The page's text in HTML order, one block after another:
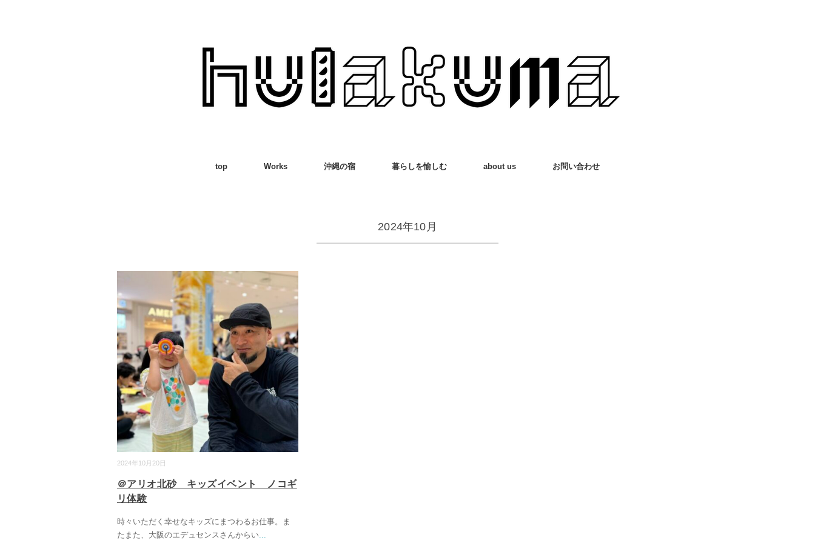
top Works 沖縄の宿 暮らしを愉しむ about us お問い合わせ
2024年10月
2024年10月20日
＠アリオ北砂 キッズイベント ノコギ
リ体験
時々いただく幸せなキッズにまつわるお仕事。ま
たまた、大阪のエデュセンスさんからい...